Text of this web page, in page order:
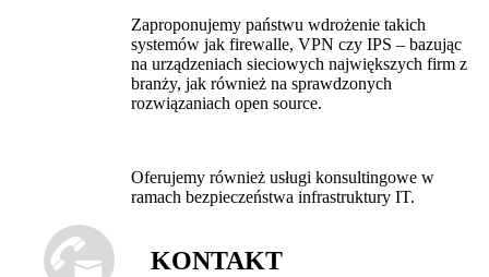
Zaproponujemy państwu wdrożenie takich
systemów jak firewalle, VPN czy IPS – bazując
na urządzeniach sieciowych największych firm z
branży, jak również na sprawdzonych
rozwiązaniach open source.
Oferujemy również usługi konsultingowe w
ramach bezpieczeństwa infrastruktury IT.
KONTAKT